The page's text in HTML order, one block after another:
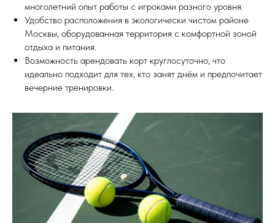
многолетний опыт работы с игроками разного уровня.
Удобство расположения в экологически чистом районе
Москвы, оборудованная территория с комфортной зоной
отдыха и питания.
Возможность арендовать корт круглосуточно, что
идеально подходит для тех, кто занят днём и предпочитает
вечерние тренировки.